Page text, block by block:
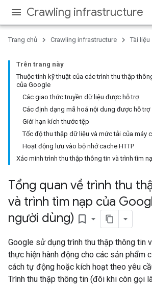
Crawling infrastructure
Trang chủ Crawling infrastructure Tài liệu
Trên trang này
Thuộc tính kỹ thuật của các trình thu thập
của Google
Các giao thức truyền dữ liệu được hỗ trợ
Các định dạng mã hoá nội dung được hỗ trợ
Giới hạn kích thước tệp
Tốc độ thu thập dữ liệu và mức tải của máy
Hoạt động lưu vào bộ nhớ cache HTTP
Xác minh trình thu thập thông tin và trình tìm
Tổng quan về trình thu
và trình tìm nạp của
người dùng) bookmark_border
Google sử dụng trình thu thập thông tin
thực hiện hành động cho các sản phẩm
cách tự động hoặc kích hoạt theo yêu
Trình thu thập thông tin (đôi khi còn gọi